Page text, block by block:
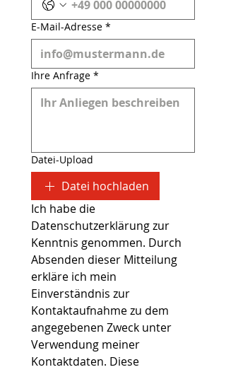
E-Mail-Adresse *
Ihre Anfrage *
Datei-Upload
Datei hochladen
Ich habe die
Datenschutzerklärung zur
Kenntnis genommen. Durch
Absenden dieser Mitteilung
erkläre ich mein
Einverständnis zur
Kontaktaufnahme zu dem
angegebenen Zweck unter
Verwendung meiner
Kontaktdaten. Diese